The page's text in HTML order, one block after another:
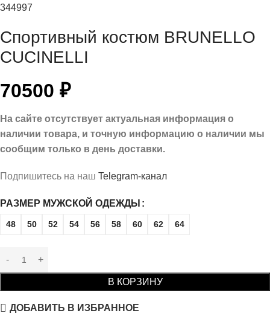
Спортивный костюм BRUNELLO
CUCINELLI
70500 ₽
На сайте отсутствует актуальная информация о
наличии товара, и точную информацию о наличии мы
сообщим только в день доставки.
Подпишитесь на наш Telegram-канал
РАЗМЕР МУЖСКОЙ ОДЕЖДЫ
48 50 52 54 56 58 60 62 64
В КОРЗИНУ
ДОБАВИТЬ В ИЗБРАННОЕ